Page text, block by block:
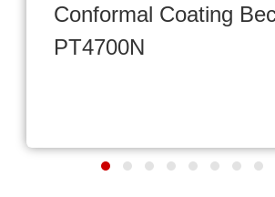
Conformal Coating
PT4700N